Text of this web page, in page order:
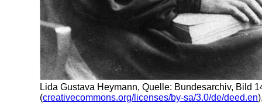
Lida Gustava Heymann, Quelle: Bundesarchiv, Bild
(creativecommons.org/licenses/by-sa/3.0/de/deed.en